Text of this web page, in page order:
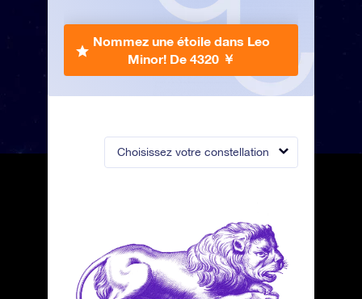
Choisissez votre constellation
Nommez une étoile dans Leo
Minor! De 4320 ￥